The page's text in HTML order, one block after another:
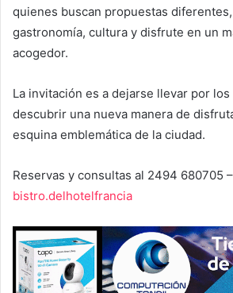
quienes buscan propuestas
gastronomía, cultura y disfrute en un
acogedor.
La invitación es a dejarse llevar por
descubrir una nueva manera de
esquina emblemática de la ciudad.
Reservas y consultas al 2494 680705 –
bistro.delhotelfrancia